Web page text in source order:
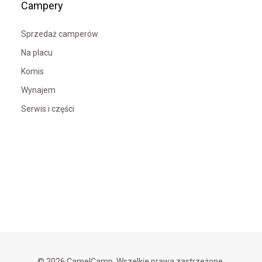
Campery
Sprzedaż camperów
Na placu
Komis
Wynajem
Serwis i części